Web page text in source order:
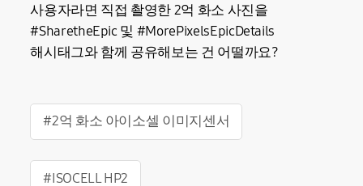
사용자라면 직접 촬영한 2억 화소 사진을
#SharetheEpic 및 #MorePixelsEpicDetails
해시태그와 함께 공유해보는 건 어떨까요?
#2억 화소 아이소셀 이미지센서
#ISOCELL HP2